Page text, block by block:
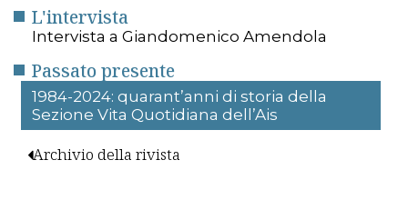
L'intervista
Intervista a Giandomenico Amendola
Passato presente
1984-2024: quarant’anni di storia della
Sezione Vita Quotidiana dell’Ais
Archivio della rivista